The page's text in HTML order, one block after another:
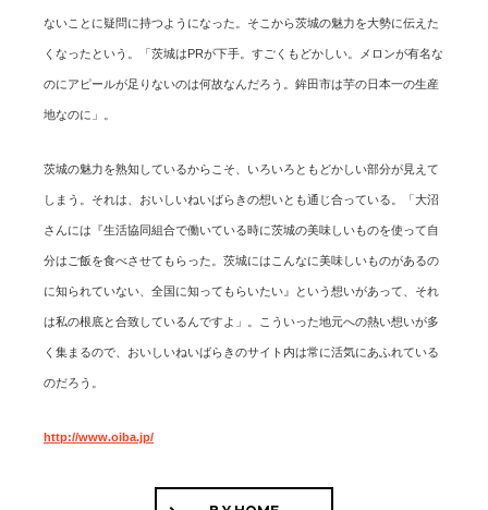
ないことに疑問に持つようになった。そこから茨城の魅力を大勢に伝えた
くなったという。「茨城はPRが下手。すごくもどかしい。メロンが有名な
のにアピールが足りないのは何故なんだろう。鉾田市は芋の日本一の生産
地なのに」。
茨城の魅力を熟知しているからこそ、いろいろともどかしい部分が見えて
しまう。それは、おいしいねいばらきの想いとも通じ合っている。「大沼
さんには『生活協同組合で働いている時に茨城の美味しいものを使って自
分はご飯を食べさせてもらった。茨城にはこんなに美味しいものがあるの
に知られていない、全国に知ってもらいたい』という想いがあって、それ
は私の根底と合致しているんですよ」。こういった地元への熱い想いが多
く集まるので、おいしいねいばらきのサイト内は常に活気にあふれている
のだろう。
http://www.oiba.jp/